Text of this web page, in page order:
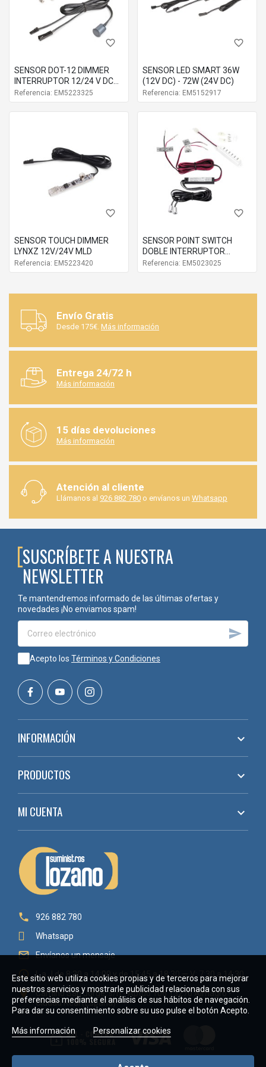
12V DC - 24V DC
Salida
1 sensor, 1 distribuidor
favorite_border
SENSOR DOT-12 DIMMER
INTERRUPTOR 12/24 V DC
MLD
Referencia: EM5223325
favorite_border
SENSOR LED SMART 36W
(12V DC) - 72W (24V DC)
Referencia: EM5152917
favorite_border
SENSOR TOUCH DIMMER
LYNXZ 12V/24V MLD
Referencia: EM5223420
favorite_border
SENSOR POINT SWITCH
DOBLE INTERRUPTOR
12/24V 5023025
Referencia: EM5023025
Envío Gratis
Desde 175€. Más información
Entrega 24/72 h
Más información
15 días devoluciones
Más información
Atención al cliente
Llámanos al 926 882 780 o envíanos un Whatsapp
SUSCRÍBETE A NUESTRA
NEWSLETTER
Te mantendremos informado de las últimas ofertas y
novedades ¡No enviamos spam!

Acepto los Términos y Condiciones
INFORMACIÓN 
PRODUCTOS 
MI CUENTA 

926 882 780
Whatsapp
 Envíanos un mensaje
 L a J de 8:30 a 14:00 y de 15:45 a 18:30 — V: 7:30 a 14:30

Camino San Jorge, s/n - Aptdo 106 13270 Almagro -
Ciudad Real (España)
Este sitio web utiliza cookies propias y de terceros para mejorar
nuestros servicios y mostrarle publicidad relacionada con sus
preferencias mediante el análisis de sus hábitos de navegación.
Para dar su consentimiento sobre su uso pulse el botón Acepto.
Más información Personalizar cookies